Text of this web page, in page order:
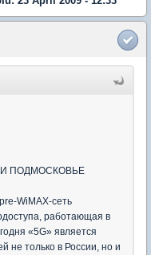
И ПОДМОСКОВЬЕ
WiMAX-сеть
работающая в
«5G» является
не только в России, но и